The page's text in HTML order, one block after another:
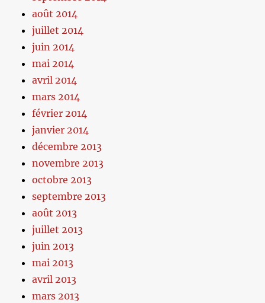
août 2014
juillet 2014
juin 2014
mai 2014
avril 2014
mars 2014
février 2014
janvier 2014
décembre 2013
novembre 2013
octobre 2013
septembre 2013
août 2013
juillet 2013
juin 2013
mai 2013
avril 2013
mars 2013